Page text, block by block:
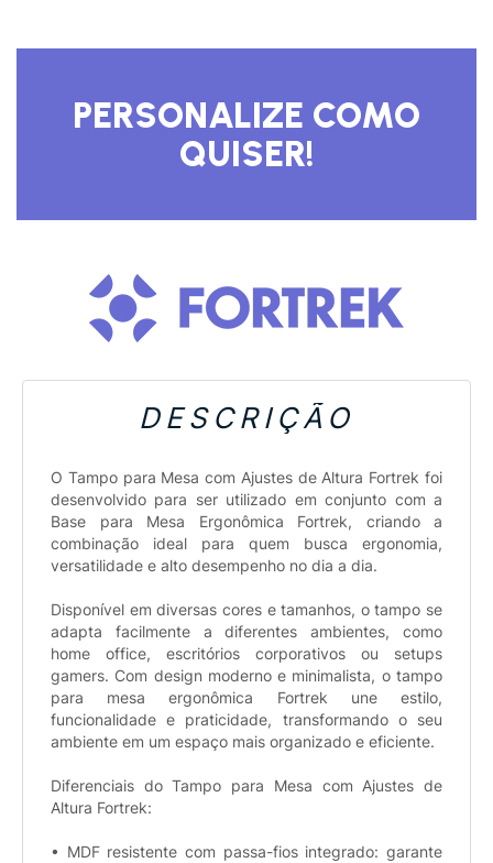
DESCRIÇÃO
O Tampo para Mesa com Ajustes de Altura Fortrek foi
desenvolvido para ser utilizado em conjunto com a
Base para Mesa Ergonômica Fortrek, criando a
combinação ideal para quem busca ergonomia,
versatilidade e alto desempenho no dia a dia.
Disponível em diversas cores e tamanhos, o tampo se
adapta facilmente a diferentes ambientes, como
home office, escritórios corporativos ou setups
gamers. Com design moderno e minimalista, o tampo
para mesa ergonômica Fortrek une estilo,
funcionalidade e praticidade, transformando o seu
ambiente em um espaço mais organizado e eficiente.
Diferenciais do Tampo para Mesa com Ajustes de
Altura Fortrek:
• MDF resistente com passa-fios integrado: garante